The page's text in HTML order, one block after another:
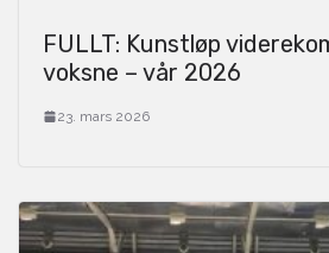
FULLT: Kunstløp
voksne – vår 2026
23. mars 2026